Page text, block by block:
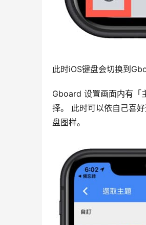
此时iOS键盘会切换到
Gboard 设置画面内有「
择。 此时可以依自己喜
盘图样。